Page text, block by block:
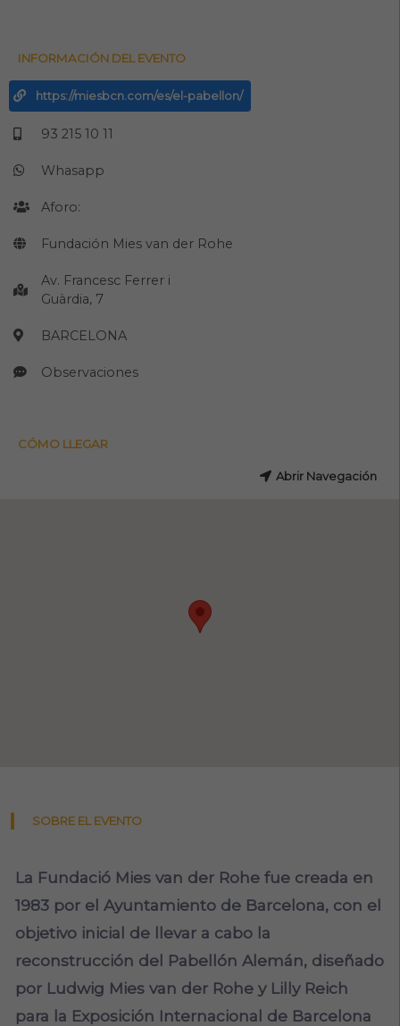
SOBRE EL EVENTO
La Fundació Mies van der Rohe fue creada en
1983 por el Ayuntamiento de Barcelona, con el
objetivo inicial de llevar a cabo la
reconstrucción del Pabellón Alemán, diseñado
por Ludwig Mies van der Rohe y Lilly Reich
para la Exposición Internacional de Barcelona
INFORMACIÓN DEL EVENTO
https://miesbcn.com/es/el-pabellon/
93 215 10 11
Whasapp
Aforo:
Fundación Mies van der Rohe
Av. Francesc Ferrer i
Guàrdia, 7
BARCELONA
Observaciones
CÓMO LLEGAR
Abrir Navegación